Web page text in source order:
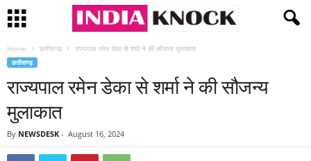
Home छत्तीसगढ़ राज्यपाल रमेन डेका से शर्मा ने की सौजन्य मुलाकात
छत्तीसगढ़
राज्यपाल रमेन डेका से शर्मा ने की सौजन्य
मुलाकात
By NEWSDESK - August 16, 2024